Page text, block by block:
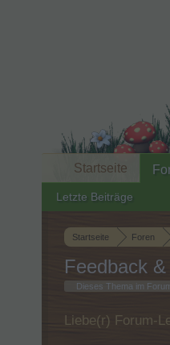
Startseite Foren
Feedback
Dieses Thema im Forum
Liebe(r) Forum-
Startseite
Letzte Beiträge